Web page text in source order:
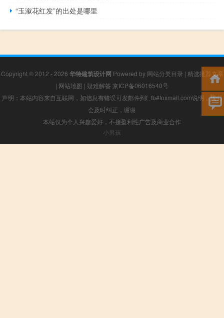
“玉溆花红发”的出处是哪里
Copyright © 2012 - 2026 华特建筑设计网 Powered by 网站分类目录 | 精选推荐文章
| 网站地图 | 疑难解答 京ICP备06016540号
声明：本站内容来自互联网，如信息有错误可发邮件到f_fb#foxmail.com说明，我们
会及时纠正，谢谢
本站仅为个人兴趣爱好，不接盈利性广告及商业合作
小男孩